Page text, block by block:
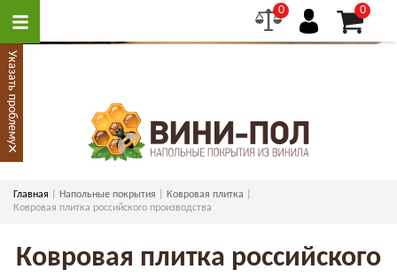
0 0
Главная Напольные покрытия
Ковровая плитка
Ковровая плитка российского производства
Ковровая плитка российского
Указать проблему
×